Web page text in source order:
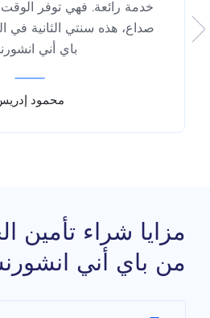
خدمة رائعة. فهي توفر
صداع، هذه سنتي الثانية في
باي أني
محمود
مزايا شراء
من باي أني